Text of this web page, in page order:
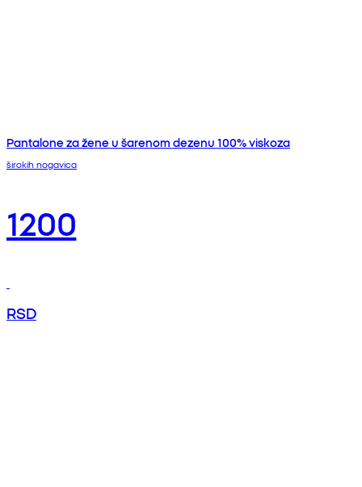
Pantalone za žene u šarenom dezenu 100% viskoza
širokih nogavica
1200
RSD